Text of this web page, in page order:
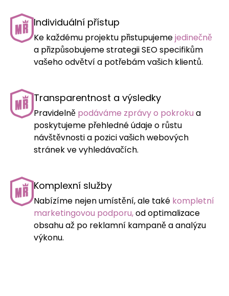
Individuální přístup
Ke každému projektu přistupujemejedinečně
a přizpůsobujeme strategii SEO specifikům
vašeho odvětví a potřebám vašich klientů.
Transparentnost a výsledky
Pravidelně podáváme zprávy o pokroku a
poskytujeme přehledné údaje o růstu
návštěvnosti a pozici vašich webových
stránek ve vyhledávačích.
Komplexní služby
Nabízíme nejen umístění, ale také kompletní
marketingovou podporu,od optimalizace
obsahu až po reklamní kampaně a analýzu
výkonu.